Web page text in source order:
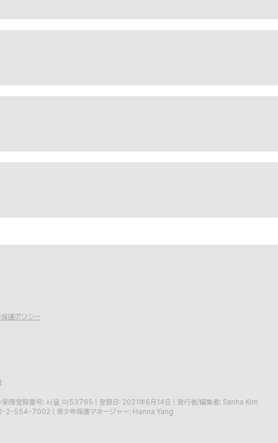
護ポリシー
新聞登録番号: 서울,아53765 登録日: 2021年6月14日
発行者/編集者: Sanha Kim
2-554-7002 青少年保護マネージャー: Hanna Yang